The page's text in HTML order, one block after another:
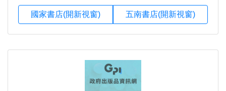
國家書店(開新視窗) 五南書店(開新視窗)